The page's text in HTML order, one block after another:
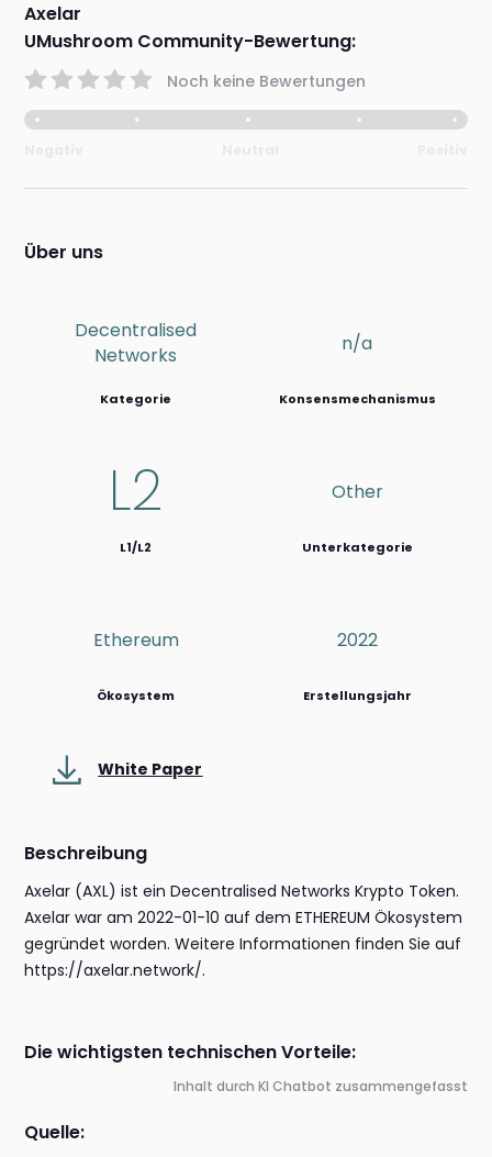
Axelar
UMushroom Community-Bewertung:
Noch keine Bewertungen
Über uns
Decentralised
Networks
Kategorie
n/a
Konsensmechanismus
L2
L1/L2
Other
Unterkategorie
Ethereum
Ökosystem
2022
Erstellungsjahr
White Paper
Beschreibung
Axelar (AXL) ist ein Decentralised Networks Krypto Token.
Axelar war am 2022-01-10 auf dem ETHEREUM Ökosystem
gegründet worden. Weitere Informationen finden Sie auf
https://axelar.network/.
Die wichtigsten technischen Vorteile:
Inhalt durch KI Chatbot zusammengefasst
Quelle: